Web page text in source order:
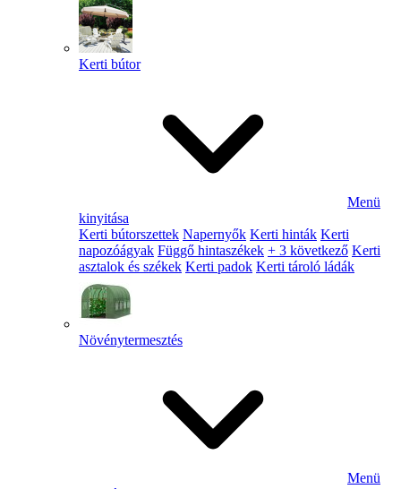
Kerti bútor
Menü
kinyitása
Kerti bútorszettek Napernyők Kerti hinták Kerti
napozóágyak Függő hintaszékek + 3 következő Kerti
asztalok és székek Kerti padok Kerti tároló ládák
Növénytermesztés
Menü